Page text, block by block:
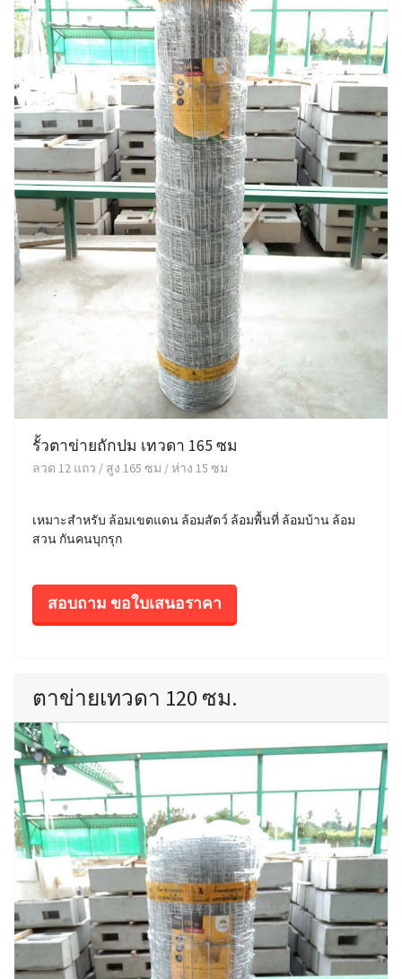
รั้วตาข่ายถักปม เทวดา 165 ซม
ลวด 12 แถว / สูง 165 ซม / ห่าง 15 ซม
เหมาะสำหรับ ล้อมเขตแดน ล้อมสัตว์ ล้อมพื้นที่ ล้อมบ้าน ล้อม
สวน กันคนบุกรุก
สอบถาม ขอใบเสนอราคา
ตาข่ายเทวดา 120 ซม.